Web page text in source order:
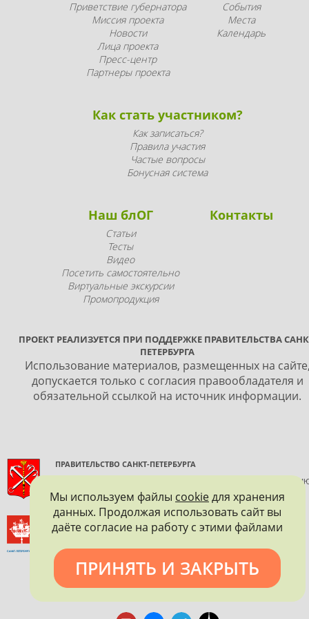
Приветствие губернатора
Миссия проекта
Новости
Лица проекта
Пресс-центр
Партнеры проекта
События
Места
Календарь
Как стать участником?
Как записаться?
Правила участия
Частые вопросы
Бонусная система
Наш блОГ
Статьи
Тесты
Видео
Посетить самостоятельно
Виртуальные экскурсии
Промопродукция
Контакты
ПРОЕКТ РЕАЛИЗУЕТСЯ ПРИ ПОДДЕРЖКЕ ПРАВИТЕЛЬСТВА
ПЕТЕРБУРГА
Использование материалов, размещенных на
допускается только с согласия правообладателя и
обязательной ссылкой на источник информации.
ПРАВИТЕЛЬСТВО САНКТ-ПЕТЕРБУРГА
КОМИТЕТ ПО ГОСУДАРСТВЕННОМУ КОНТРОЛЮ,
И ОХРАНЕ ПАМЯТНИКОВ ИСТОРИИ И КУЛЬТУРЫ
ВСЕРОССИЙСКОЕ ОБЩЕСТВО ОХРАНЫ ПАМЯТНИКОВ
ИСТОРИИ И КУЛЬТУРЫ
САНКТ-ПЕТЕРБУРГСКОЕ ГОРОДСКОЕ ОТДЕЛЕНИЕ
Мы используем файлы cookieдля хранения
данных. Продолжая использовать сайт вы
даёте согласие на работу с этими файлами
ПРИНЯТЬ И ЗАКРЫТЬ